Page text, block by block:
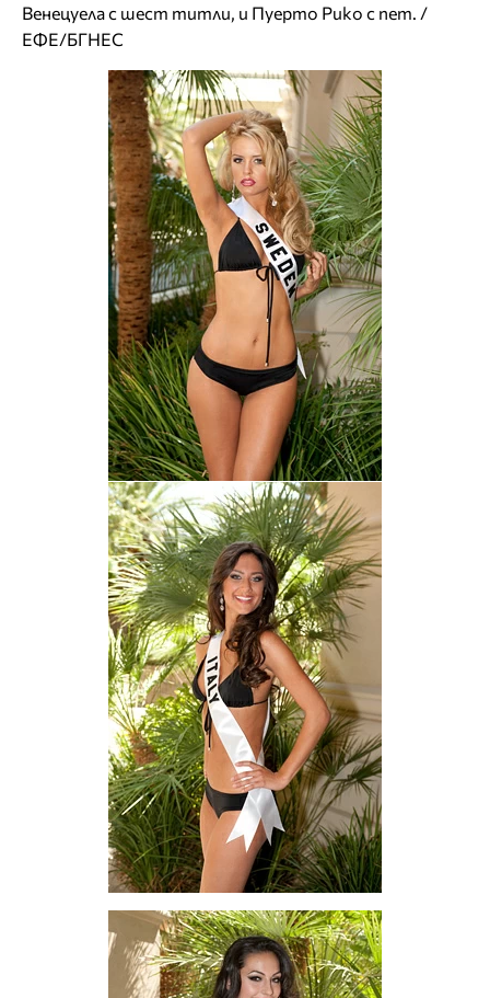
Венецуела с шест титли, и Пуерто Рико с пет. /
ЕФЕ/БГНЕС